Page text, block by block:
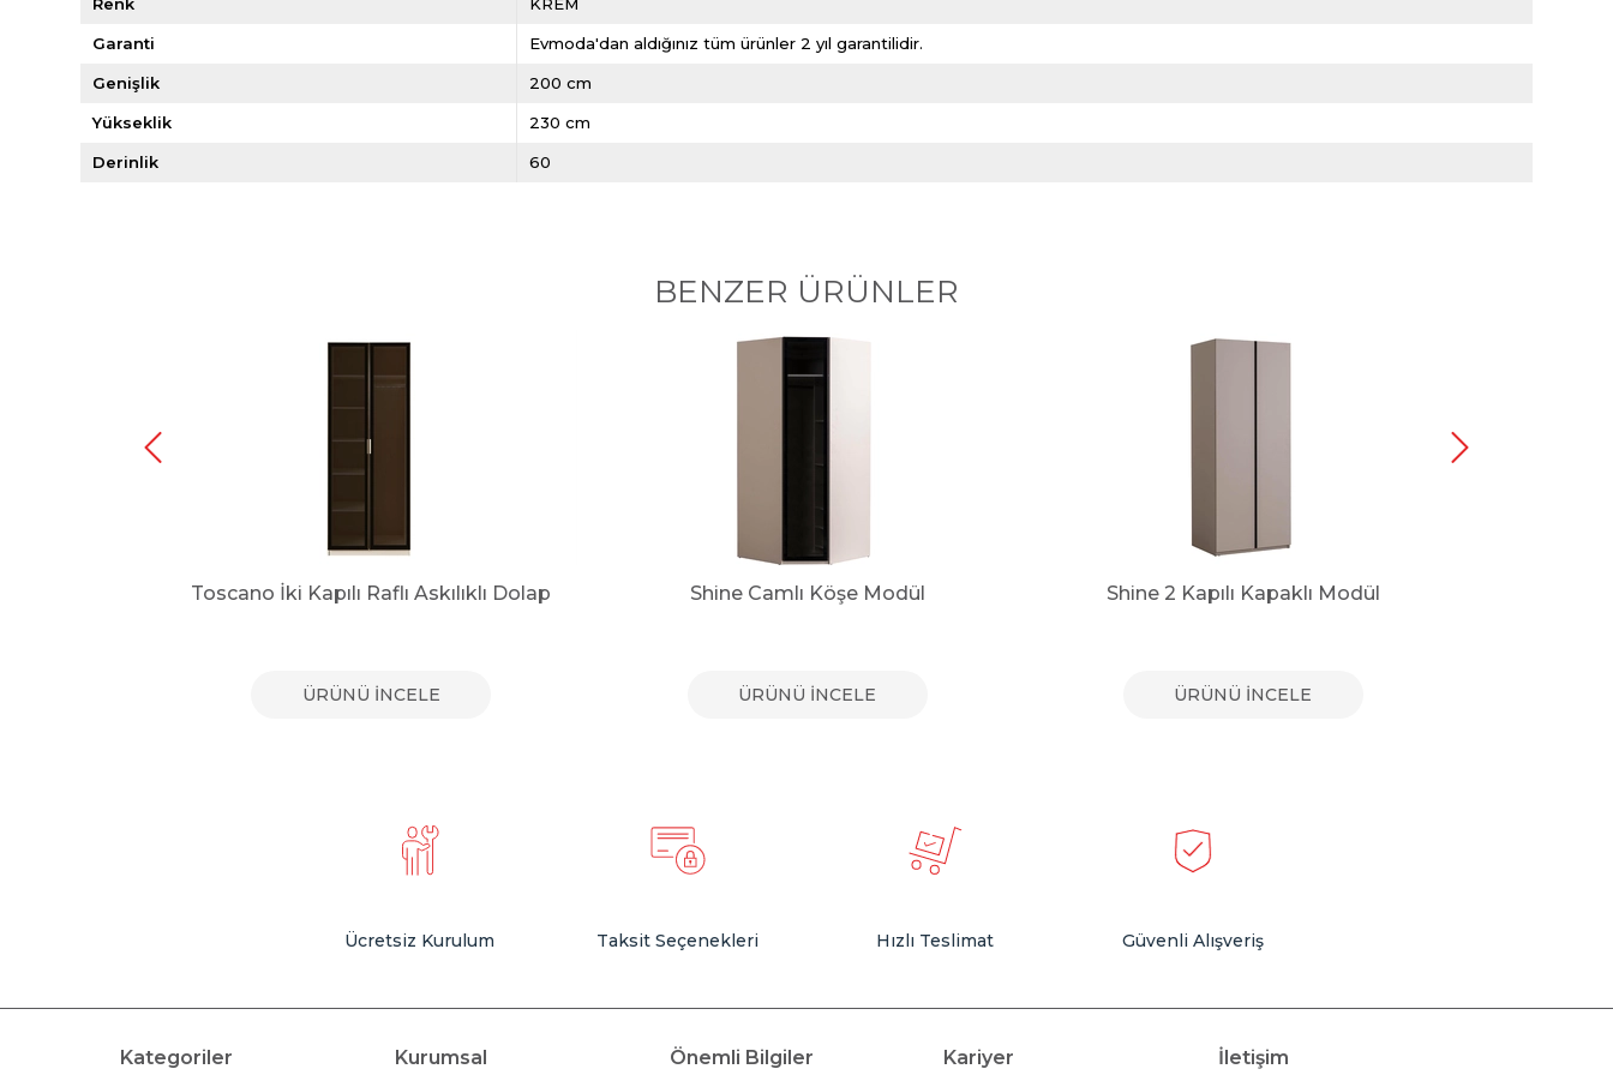
Garanti Evmoda'dan aldığınız tüm ürünler 2 yıl garantilidir.
Genişlik 200 cm
Yükseklik 230 cm
Derinlik 60
BENZER ÜRÜNLER
Toscano İki Kapılı Raflı Askılıklı Dolap
ÜRÜNÜ İNCELE
Shine Camlı Köşe Modül
ÜRÜNÜ İNCELE
Shine 2 Kapılı Kapaklı Modül
ÜRÜNÜ İNCELE
Ücretsiz Kurulum Taksit Seçenekleri Hızlı Teslimat Güvenli Alışveriş
Kategoriler Kurumsal Önemli Bilgiler Kariyer İletişim